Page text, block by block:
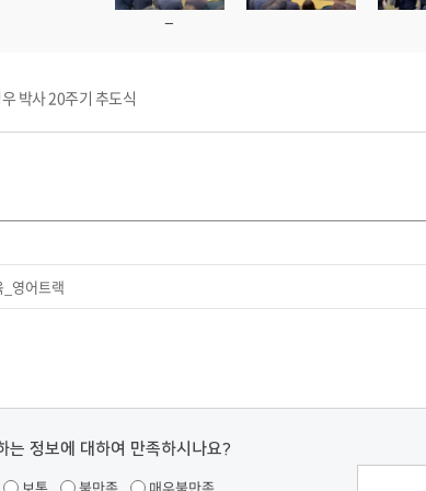
박사 20주기 추도식
영어트랙
는 정보에 대하여 만족하시나요?